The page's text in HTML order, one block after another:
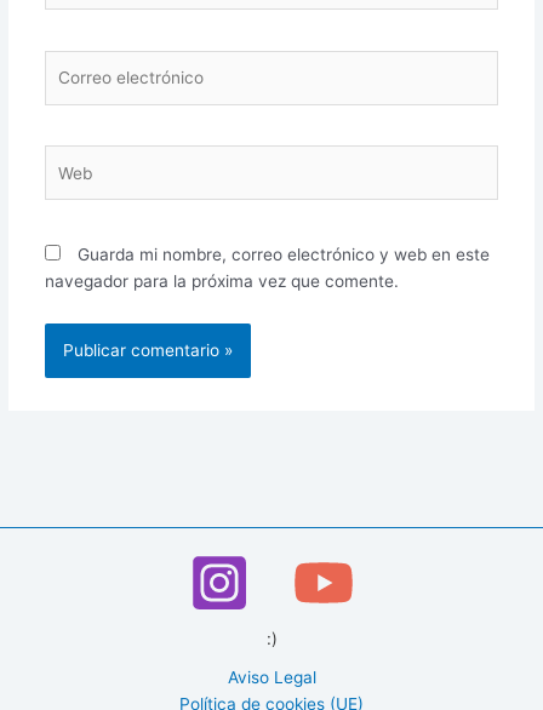
electrónico
Guarda mi nombre, correo electrónico y web en este
navegador para la próxima vez que comente.
:)
Aviso Legal
Política de cookies (UE)